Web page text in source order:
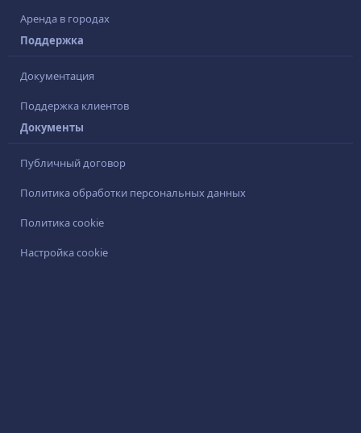
Аренда в городах
Поддержка
Документация
Поддержка клиентов
Документы
Публичный договор
Политика обработки персональных данных
Политика cookie
Настройка cookie